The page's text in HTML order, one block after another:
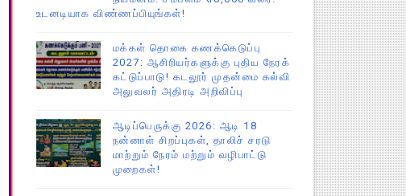
உடனடியாக விண்ணப்பியுங்கள்!
மக்கள் தொகை கணக்கெடுப்பு
2027: ஆசிரியர்களுக்கு புதிய நேரக்
கட்டுப்பாடு! கடலூர் முதன்மை கல்வி
அலுவலர் அதிரடி அறிவிப்பு
ஆடிப்பெருக்கு 2026: ஆடி 18
நன்னாள் சிறப்புகள், தாலிச் சரடு
மாற்றும் நேரம் மற்றும் வழிபாட்டு
முறைகள்!